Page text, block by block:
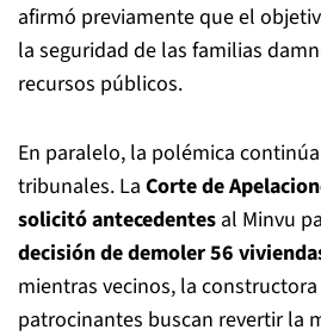
afirmó previamente que el
la seguridad de las familias
recursos públicos.
En paralelo, la polémica
tribunales. La Corte de
solicitó antecedentes al Minvu
decisión de demoler 56
mientras vecinos, la
patrocinantes buscan revertir la